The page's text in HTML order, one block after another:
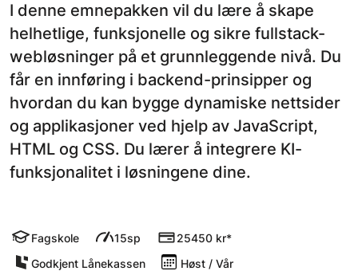
I denne emnepakken vil du lære å skape
helhetlige, funksjonelle og sikre fullstack-
webløsninger på et grunnleggende nivå. Du
får en innføring i backend-prinsipper og
hvordan du kan bygge dynamiske nettsider
og applikasjoner ved hjelp av JavaScript,
HTML og CSS. Du lærer å integrere KI-
funksjonalitet i løsningene dine.
Fagskole 15sp
25450 kr*
Godkjent Lånekassen
Høst / Vår